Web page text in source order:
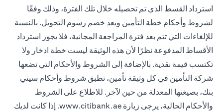
استرداد القسط الذي تم تحصيله خلال تلك الفترة، وذلك وفقًا
لشروط وأحكام خطة التأمين وبعد خصم رسوم التحويل. بالنسبة
للإلغاءات التي تتم بعد فترة المراجعة المجانية، فلا يجوز استرداد
الأقساط المدفوعة نظرًا لأن هذه الوثيقة ليست خطة ادخار ولا
تكتسب قيمة نقدية. بالإضافة إلى الشروط والأحكام التي تضعها
شركة التأمين في كل وثيقة تأمين، تطبق شروط وأحكام سيتي
بنك، بصيغتها المعدلة من حين لآخر. للاطلاع على الشروط
والأحكام الحالية، يرجى زيارة www.citibank.ae. إذا كانت لديك